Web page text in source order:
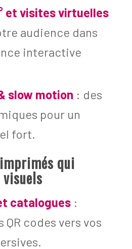
et visites virtuelles
audience dans
interactive
slow motion : des
pour un
fort.
qui
catalogues:
QR codes vers vos